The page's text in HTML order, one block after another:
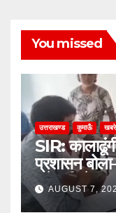
You missed
उत्तराखण्ड कुमाऊँ खबरे
SIR:
प्रशासन
करें अभिलेख
AUGUST 7,